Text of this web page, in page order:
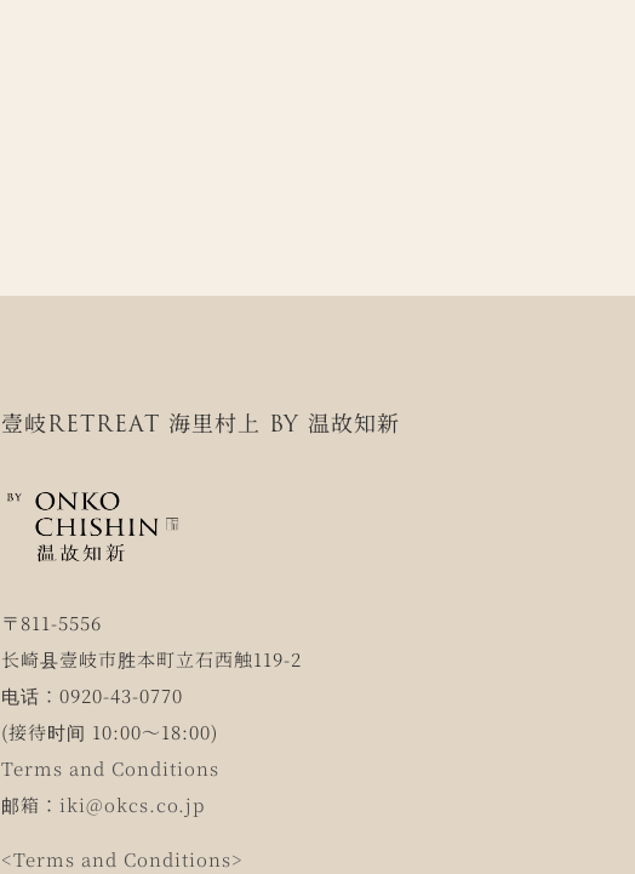
壹岐RETREAT 海里村上 BY 温故知新
〒811-5556
长崎县壹岐市胜本町立石西触119-2
电话：0920-43-0770
(接待时间 10:00～18:00)
Terms and Conditions
邮箱： iki@okcs.co.jp
<Terms and Conditions>